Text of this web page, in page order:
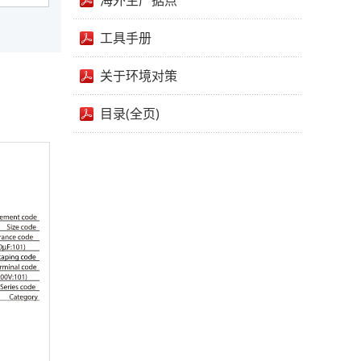
工具手册
关于环境对策
目录(全页)